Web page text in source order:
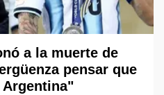
a la muerte de
pensar que
Argentina"